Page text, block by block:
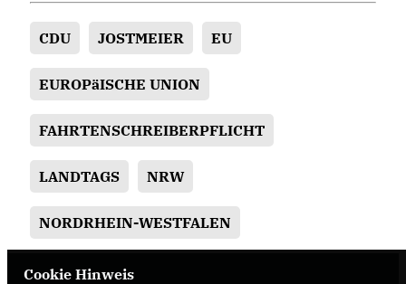
CDU JOSTMEIER EU
EUROPäISCHE UNION
FAHRTENSCHREIBERPFLICHT
LANDTAGS NRW
NORDRHEIN-WESTFALEN
Cookie Hinweis